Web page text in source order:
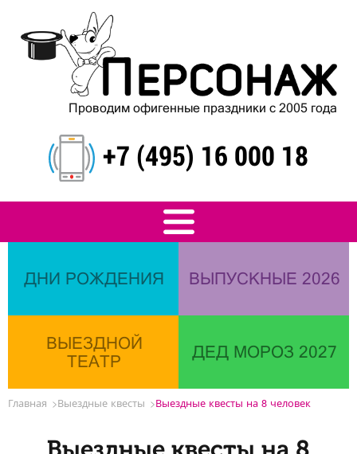
Проводим офигенные праздники с 2005 года
+7 (495) 16 000 18
ДНИ РОЖДЕНИЯ ВЫПУСКНЫЕ 2026
ВЫЕЗДНОЙ
ТЕАТР
ДЕД МОРОЗ 2027
Главная Выездные квесты Выездные квесты на 8 человек